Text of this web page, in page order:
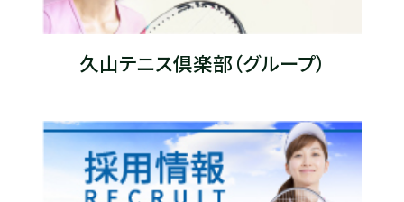
久山テニス倶楽部（グループ）